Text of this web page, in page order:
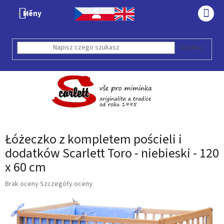
Měny
SZUKAJ
Łóżeczko z kompletem pościeli i
dodatków Scarlett Toro - niebieski - 120
x 60 cm
Średnia
produktu
wynosi
Brak ocenySzczegóły oceny